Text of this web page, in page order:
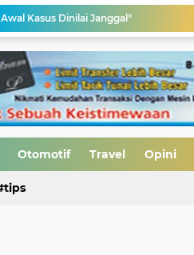
Kasus Dinilai Janggal"
Allah: Kedudukan L68TQ dalam
Bijak
Saatnya Evaluasi Arah Kebijakan
Otomotif Travel Opini
tips